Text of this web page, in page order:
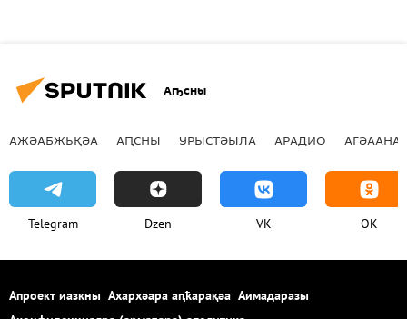
Аҧсны
АЖӘАБЖЬҚӘА АԤСНЫ УРЫСТӘЫЛА АРАДИО
Telegram Dzen VK OK
Апроект иазкны Ахархәара аԥҟарақәа Аимадаразы